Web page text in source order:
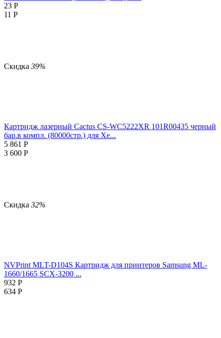
23 Р
11 Р
Скидка 39%
Картридж лазерный Cactus CS-WC5222XR 101R00435 черный
бар.в компл. (80000стр.) для Xe...
5 861 Р
3 600 Р
Скидка 32%
NVPrint MLT-D104S Картридж для принтеров Samsung ML-
1660/1665 SCX-3200 ...
932 Р
634 Р